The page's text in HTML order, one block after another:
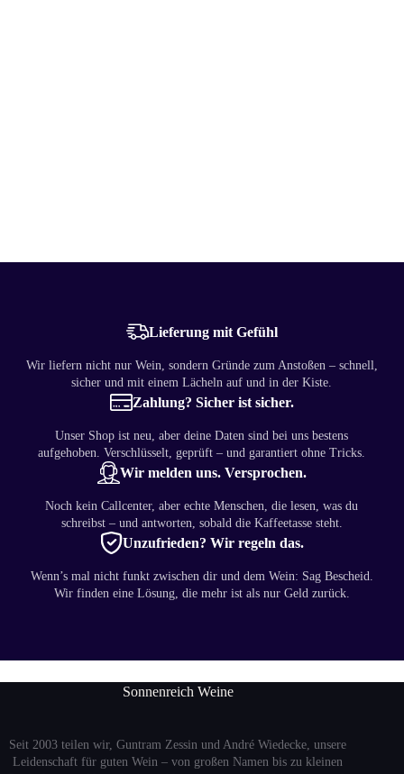
Lieferung mit Gefühl
Wir liefern nicht nur Wein, sondern Gründe zum Anstoßen – schnell,
sicher und mit einem Lächeln auf und in der Kiste.
Zahlung? Sicher ist sicher.
Unser Shop ist neu, aber deine Daten sind bei uns bestens
aufgehoben. Verschlüsselt, geprüft – und garantiert ohne Tricks.
Wir melden uns. Versprochen.
Noch kein Callcenter, aber echte Menschen, die lesen, was du
schreibst – und antworten, sobald die Kaffeetasse steht.
Unzufrieden? Wir regeln das.
Wenn’s mal nicht funkt zwischen dir und dem Wein: Sag Bescheid.
Wir finden eine Lösung, die mehr ist als nur Geld zurück.
Sonnenreich Weine
Seit 2003 teilen wir, Guntram Zessin und André Wiedecke, unsere
Leidenschaft für guten Wein – von großen Namen bis zu kleinen